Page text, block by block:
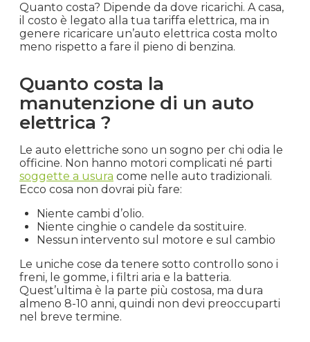
Quanto costa? Dipende da dove ricarichi. A casa,
il costo è legato alla tua tariffa elettrica, ma in
genere ricaricare un’auto elettrica costa molto
meno rispetto a fare il pieno di benzina.
Quanto costa la
manutenzione di un auto
elettrica ?
Le auto elettriche sono un sogno per chi odia le
officine. Non hanno motori complicati né parti
soggette a usura come nelle auto tradizionali.
Ecco cosa non dovrai più fare:
Niente cambi d’olio.
Niente cinghie o candele da sostituire.
Nessun intervento sul motore e sul cambio
Le uniche cose da tenere sotto controllo sono i
freni, le gomme, i filtri aria e la batteria.
Quest’ultima è la parte più costosa, ma dura
almeno 8-10 anni, quindi non devi preoccuparti
nel breve termine.